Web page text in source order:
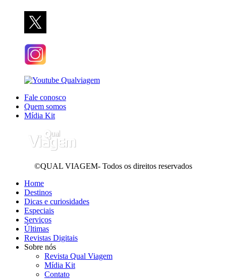
Fale conosco
Quem somos
Mídia Kit
©QUAL VIAGEM- Todos os direitos reservados
Home
Destinos
Dicas e curiosidades
Especiais
Serviços
Últimas
Revistas Digitais
Sobre nós
Revista Qual Viagem
Mídia Kit
Contato